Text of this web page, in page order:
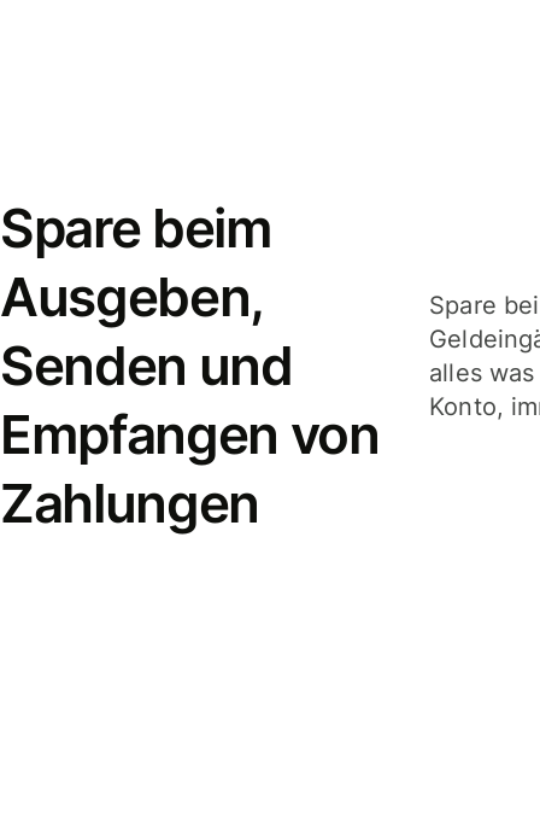
Spare beim
Ausgeben,
Senden und
Empfangen von
Zahlungen
Spare
alles
Konto,